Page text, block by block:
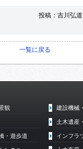
投稿：吉川弘
一覧に戻る
観
・遊歩道
建設機械
土木遺産
インフラ